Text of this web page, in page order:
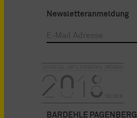
Newsletteranmeldung
BARDEHLE PAGENBERG